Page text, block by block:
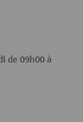
de 09h00 à